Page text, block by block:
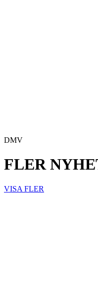
DMV
FLER
VISA FLER